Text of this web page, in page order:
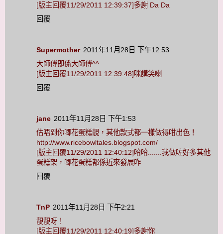
[版主回覆11/29/2011 12:39:37]多謝 Da Da
回覆
Supermother 2011年11月28日 下午12:53
大師傅即係大師傅^^
[版主回覆11/29/2011 12:39:48]咪講笑喇
回覆
jane 2011年11月28日 下午1:53
估唔到你唧花蛋糕靚，其他款式都一樣做得咁出色！
http://www.ricebowltales.blogspot.com/
[版主回覆11/29/2011 12:40:12]哈哈.......我做咗好多其他
蛋糕架，唧花蛋糕都係近來發展咋
回覆
TnP 2011年11月28日 下午2:21
靚靚呀！
[版主回覆11/29/2011 12:40:19]多謝你